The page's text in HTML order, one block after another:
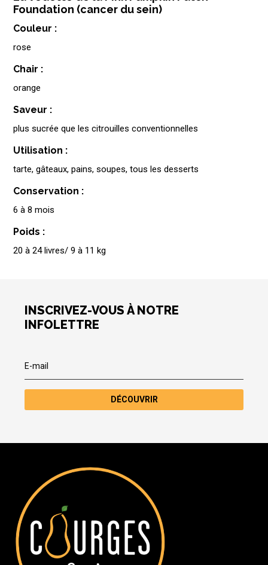
Foundation (cancer du sein)
Couleur :
rose
Chair :
orange
Saveur :
plus sucrée que les citrouilles conventionnelles
Utilisation :
tarte, gâteaux, pains, soupes, tous les desserts
Conservation :
6 à 8 mois
Poids :
20 à 24 livres/ 9 à 11 kg
INSCRIVEZ-VOUS À NOTRE
INFOLETTRE
DÉCOUVRIR